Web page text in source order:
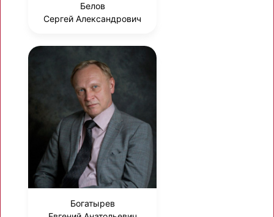
Белов
Сергей Александрович
Богатырев